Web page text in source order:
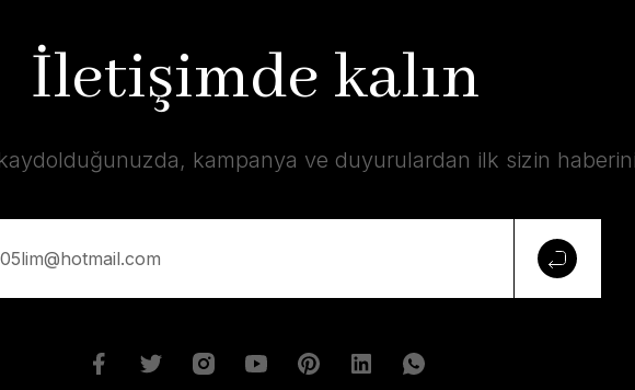
İletişimde kalın
kampanya ve duyurulardan ilk sizin